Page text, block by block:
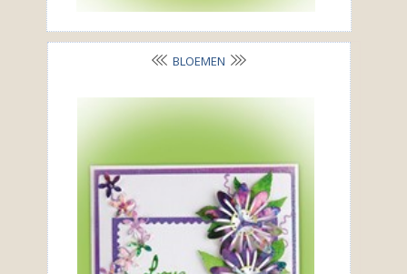
BLOEMEN